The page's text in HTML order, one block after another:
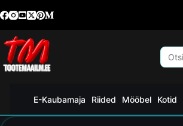
E-Kaubamaja Riided Mööbel Kotid